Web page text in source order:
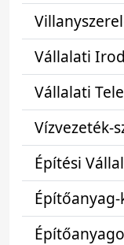
Vállalati
Vállalati
Vízvezeték-
Építési